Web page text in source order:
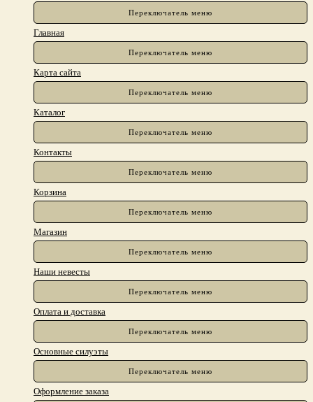
Переключатель меню
Главная
Переключатель меню
Карта сайта
Переключатель меню
Каталог
Переключатель меню
Контакты
Переключатель меню
Корзина
Переключатель меню
Магазин
Переключатель меню
Наши невесты
Переключатель меню
Оплата и доставка
Переключатель меню
Основные силуэты
Переключатель меню
Оформление заказа